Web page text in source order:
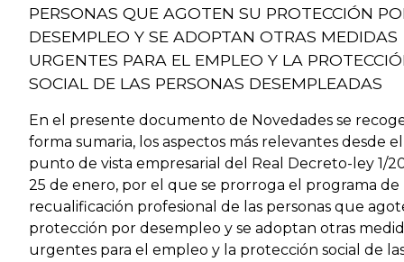
PERSONAS QUE AGOTEN SU PROTECCIÓN
DESEMPLEO Y SE ADOPTAN OTRAS MEDIDAS
URGENTES PARA EL EMPLEO Y LA
SOCIAL DE LAS PERSONAS DESEMPLEADAS
En el presente documento de Novedades se
forma sumaria, los aspectos más relevantes desde el
punto de vista empresarial del Real Decreto-ley 1/
25 de enero, por el que se prorroga el programa de
recualificación profesional de las personas que
protección por desempleo y se adoptan otras
urgentes para el empleo y la protección social de